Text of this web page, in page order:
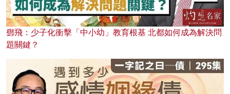
鄧飛：少子化衝擊「中小幼」教育根基 北都如何成為解決問
題關鍵？